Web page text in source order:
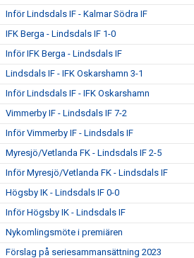
Inför Lindsdals IF - Kalmar Södra IF
IFK Berga - Lindsdals IF 1-0
Inför IFK Berga - Lindsdals IF
Lindsdals IF - IFK Oskarshamn 3-1
Inför Lindsdals IF - IFK Oskarshamn
Vimmerby IF - Lindsdals IF 7-2
Inför Vimmerby IF - Lindsdals IF
Myresjö/Vetlanda FK - Lindsdals IF 2-5
Inför Myresjö/Vetlanda FK - Lindsdals IF
Högsby IK - Lindsdals IF 0-0
Inför Högsby IK - Lindsdals IF
Nykomlingsmöte i premiären
Förslag på seriesammansättning 2023